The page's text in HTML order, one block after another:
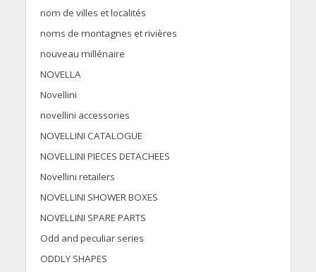
nom de villes et localités
noms de montagnes et rivières
nouveau millénaire
NOVELLA
Novellini
novellini accessories
NOVELLINI CATALOGUE
NOVELLINI PIECES DETACHEES
Novellini retailers
NOVELLINI SHOWER BOXES
NOVELLINI SPARE PARTS
Odd and peculiar series
ODDLY SHAPES